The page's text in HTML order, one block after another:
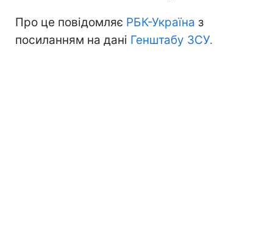
Про це повідомляє РБК-Україна з
посиланням на дані Генштабу ЗСУ.